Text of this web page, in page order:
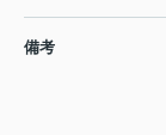
備考